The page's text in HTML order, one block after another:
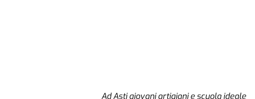
Ad Asti giovani artigiani e scuola ideale